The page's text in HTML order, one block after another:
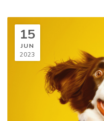
15
JUN
2023